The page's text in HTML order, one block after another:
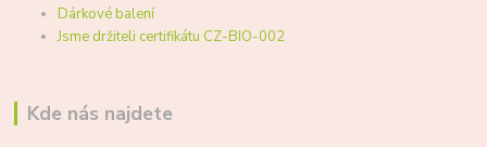
Dárkové balení
Jsme držiteli certifikátu CZ-BIO-002
Kde nás najdete